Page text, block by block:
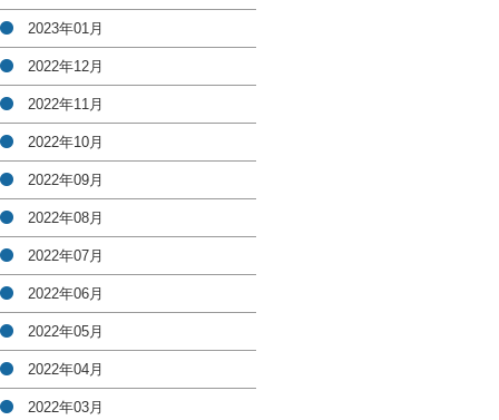
2023年01月
2022年12月
2022年11月
2022年10月
2022年09月
2022年08月
2022年07月
2022年06月
2022年05月
2022年04月
2022年03月